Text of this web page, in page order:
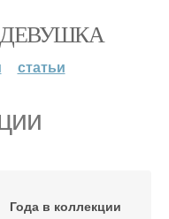
статьи
Года в коллекции